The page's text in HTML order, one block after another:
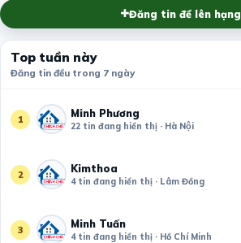
Đăng tin để lên hạng
Top tuần này
Đăng tin đều trong 7 ngày
1 Minh Phương
22 tin đang hiển thị · Hà Nội
2 Kimthoa
4 tin đang hiển thị · Lâm Đồng
3 Minh Tuấn
4 tin đang hiển thị · Hồ Chí Minh